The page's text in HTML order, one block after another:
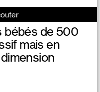
bébés de 500
mais en